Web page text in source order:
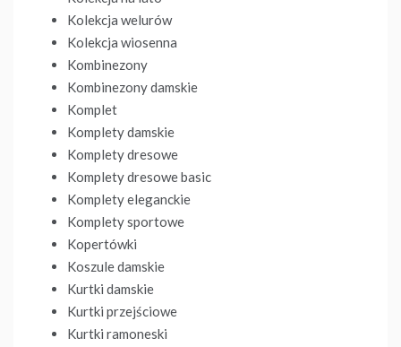
Kolekcja welurów
Kolekcja wiosenna
Kombinezony
Kombinezony damskie
Komplet
Komplety damskie
Komplety dresowe
Komplety dresowe basic
Komplety eleganckie
Komplety sportowe
Kopertówki
Koszule damskie
Kurtki damskie
Kurtki przejściowe
Kurtki ramoneski